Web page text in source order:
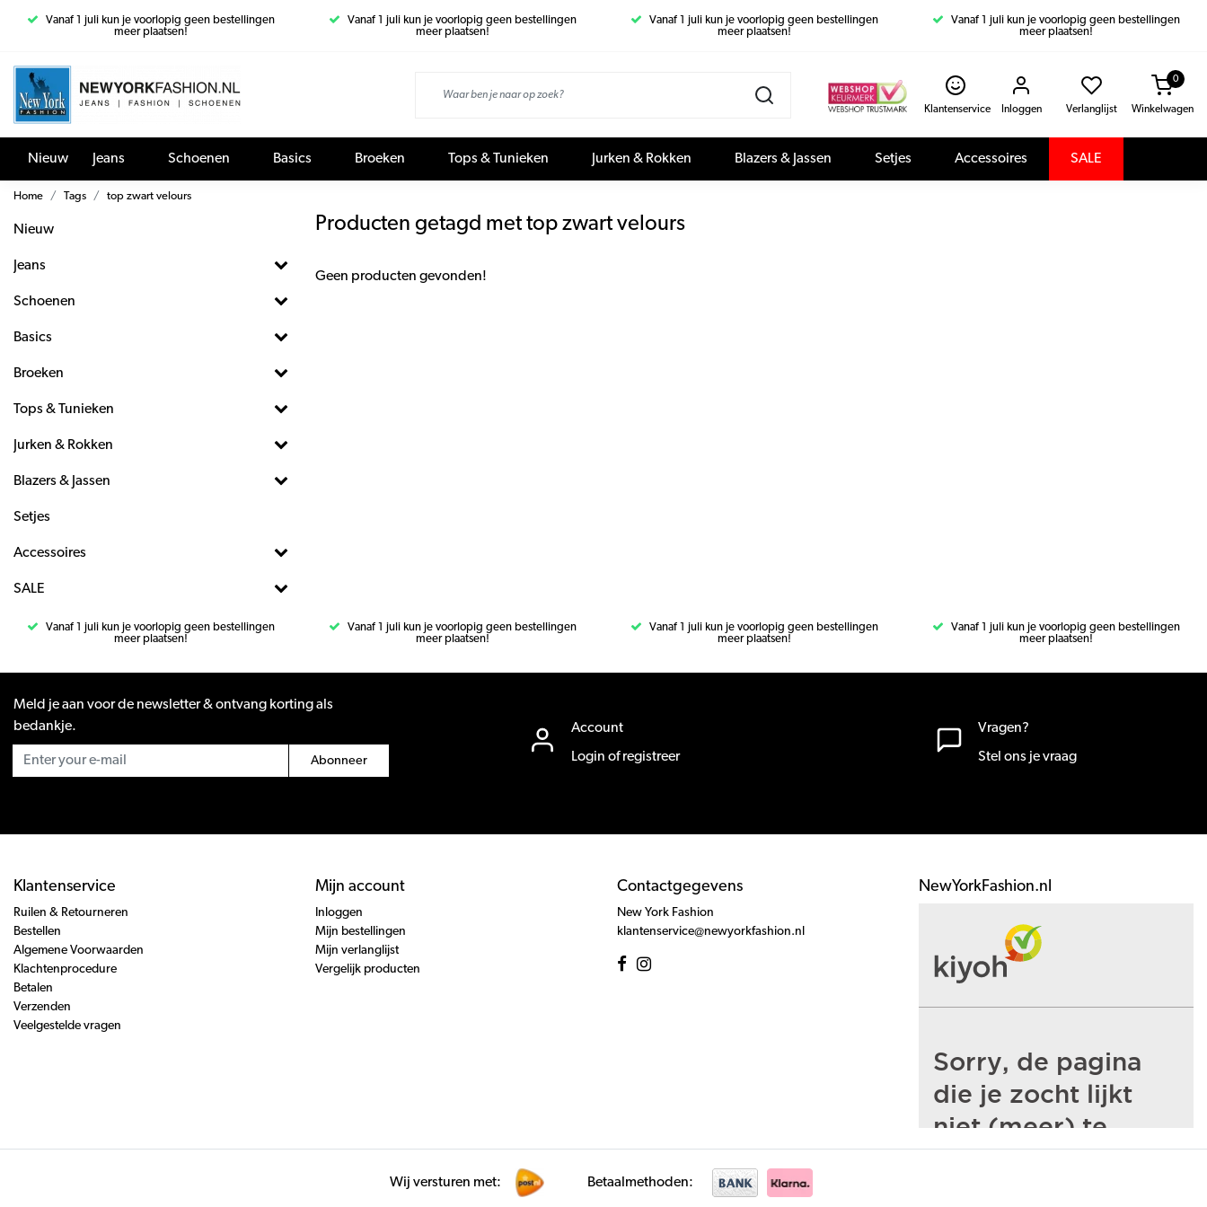
Vanaf 1 juli kun je voorlopig geen bestellingen
meer plaatsen!
Vanaf 1 juli kun je voorlopig geen bestellingen
meer plaatsen!
Vanaf 1 juli kun je voorlopig geen bestellingen
meer plaatsen!
Vanaf 1 juli kun je voorlopig geen bestellingen
meer plaatsen!
Klantenservice Inloggen Verlanglijst Winkelwagen
0
Nieuw Jeans Schoenen Basics Broeken Tops & Tunieken Jurken & Rokken Blazers & Jassen Setjes Accessoires SALE
Home Tags top zwart velours
Nieuw
Jeans
Schoenen
Basics
Broeken
Tops & Tunieken
Jurken & Rokken
Blazers & Jassen
Setjes
Accessoires
SALE
Producten getagd met top zwart velours
Geen producten gevonden!
Vanaf 1 juli kun je voorlopig geen bestellingen
meer plaatsen!
Vanaf 1 juli kun je voorlopig geen bestellingen
meer plaatsen!
Vanaf 1 juli kun je voorlopig geen bestellingen
meer plaatsen!
Vanaf 1 juli kun je voorlopig geen bestellingen
meer plaatsen!
Meld je aan voor de newsletter & ontvang korting als
bedankje.
Abonneer
Account
Login of registreer
Vragen?
Stel ons je vraag
Klantenservice
Ruilen & Retourneren
Bestellen
Algemene Voorwaarden
Klachtenprocedure
Betalen
Verzenden
Veelgestelde vragen
Mijn account
Inloggen
Mijn bestellingen
Mijn verlanglijst
Vergelijk producten
Contactgegevens
New York Fashion
klantenservice@newyorkfashion.nl
NewYorkFashion.nl
Wij versturen met: Betaalmethoden: